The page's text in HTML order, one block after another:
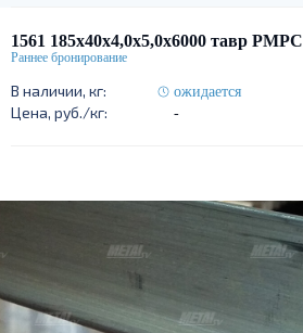
1561 185х40х4,0х5,0х6000 тавр РМРС
ожидается
-